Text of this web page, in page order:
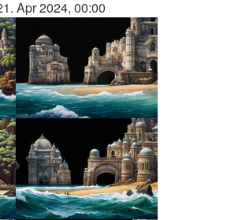
Apr 2024, 00:00